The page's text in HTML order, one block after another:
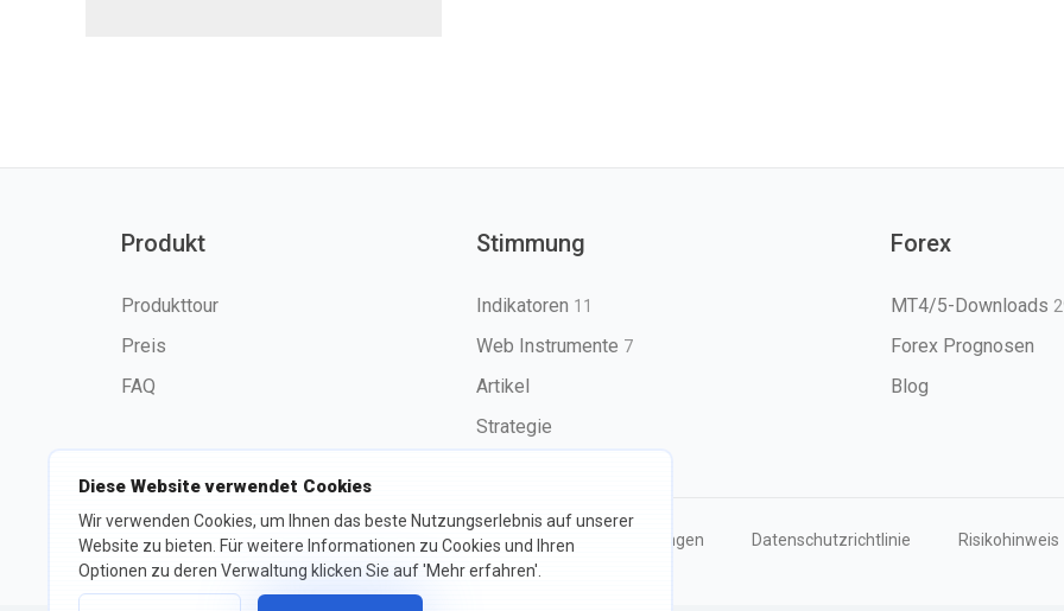
Diese Website verwendet Cookies
Wir verwenden Cookies, um Ihnen das beste Nutzungserlebnis auf unserer
Website zu bieten. Für weitere Informationen zu Cookies und Ihren
Optionen zu deren Verwaltung klicken Sie auf 'Mehr erfahren'.
Produkt
Produkttour
Preis
FAQ
Stimmung
Indikatoren 11
Web Instrumente 7
Artikel
Strategie
Forex
MT4/5-Downloads
Forex Prognosen
Blog
©2026 fxssi.com Alle Rechte
vorbehalten
Nutzungsbedingungen Datenschutzrichtlinie Risikohinweis